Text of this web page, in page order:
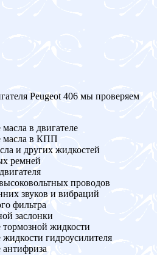
Peugeot 406 мы проверяем
в двигателе
масла в КПП
и других жидкостей
ремней
проводов
звуков и вибраций
фильтра
заслонки
тормозной жидкости
гидроусилителя
антифриза